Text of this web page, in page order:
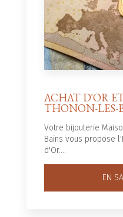
ACHAT D'OR
THONON-LES-
Votre bijouterie
Bains vous propose
d'Or....
EN